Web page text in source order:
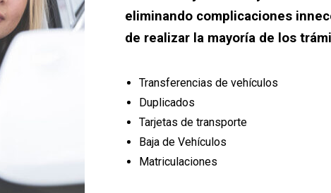
eliminando complicaciones
de realizar la mayoría de los
Transferencias de vehículos
Duplicados
Tarjetas de transporte
Baja de Vehículos
Matriculaciones